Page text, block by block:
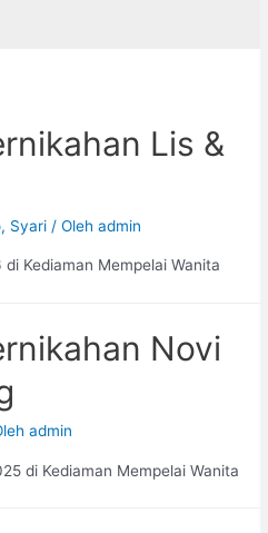
Lis &
, Syari / Olehadmin
Kediaman Mempelai Wanita
Novi
admin
di Kediaman Mempelai Wanita